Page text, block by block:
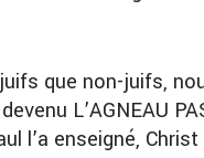
que non-juifs,
L’AGNEAU
l’a enseigné,